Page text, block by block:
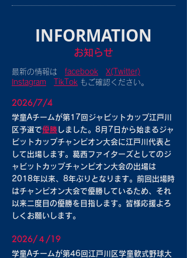
INFORMATION
お知らせ
最新の情報は facebook
X(Twitter)
Instagram
TikTok もご確認ください。
2026/7/4
学童Aチームが第17回ジャビットカップ江戸川
区予選で優勝しました。8月7日から始まるジャ
ビットカップチャンピオン大会に江戸川代表と
して出場します。葛西ファイターズとしてのジ
ャビットカップチャンピオン大会の出場は
2018年以来、8年ぶりとなります。前回出場時
はチャンピオン大会で優勝しているため、それ
以来二度目の優勝を目指します。皆様応援よろ
しくお願いします。
2026/４/19
学童Aチームが第46回江戸川区学童軟式野球大